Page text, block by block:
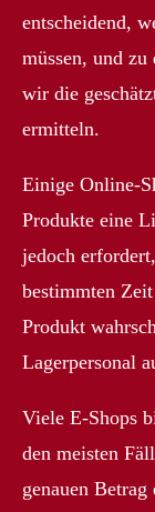
entscheidend,
müssen, und zu
wir die
ermitteln.
Einige Online-
Produkte eine
jedoch
bestimmten
Produkt
Lagerpersonal
Viele E-Shops
den meisten
genauen